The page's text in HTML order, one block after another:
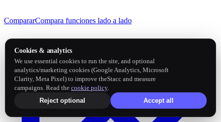
CompararCompara funciones lado a lado
Cookies & analytics
We use essential cookies to run the site, and optional
analytics/marketing cookies (Google Analytics, Microsoft
Clarity, Meta Pixel) to improve theStacc and measure
campaigns. Read the cookie policy.
Reject optional
Accept all